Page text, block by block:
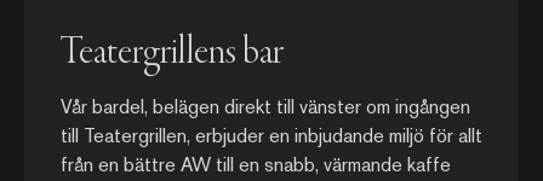
Teatergrillens bar
Vår bardel, belägen direkt till vänster om ingången
till Teatergrillen, erbjuder en inbjudande miljö för allt
från en bättre AW till en snabb, värmande kaffe